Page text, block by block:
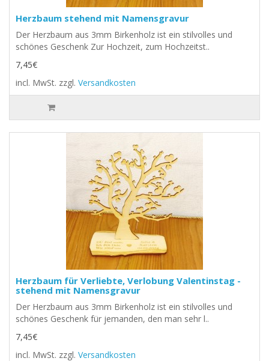
Herzbaum stehend mit Namensgravur
Der Herzbaum aus 3mm Birkenholz ist ein stilvolles und
schönes Geschenk Zur Hochzeit, zum Hochzeitst..
7,45€
incl. MwSt. zzgl. Versandkosten
Herzbaum für Verliebte, Verlobung Valentinstag -
stehend mit Namensgravur
Der Herzbaum aus 3mm Birkenholz ist ein stilvolles und
schönes Geschenk für jemanden, den man sehr l..
7,45€
incl. MwSt. zzgl. Versandkosten